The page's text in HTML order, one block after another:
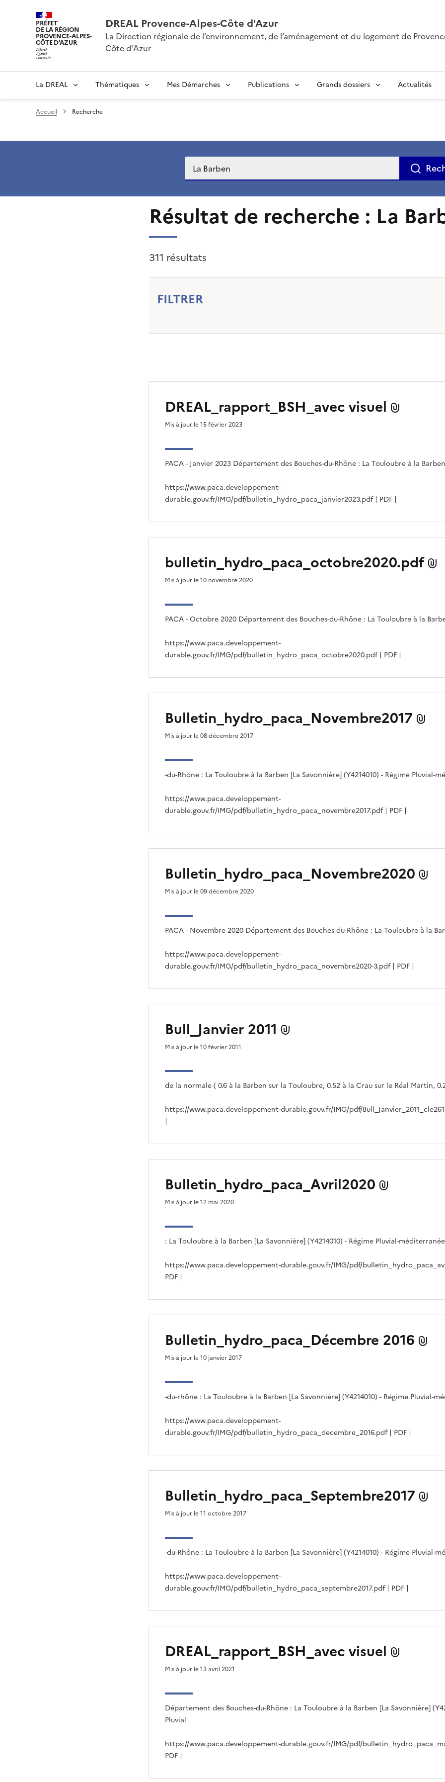
PRÉFET
DE LA RÉGION
PROVENCE-ALPES-
CÔTE D'AZUR
DREAL Provence-Alpes-Côte d'Azur
La Direction régionale de l’environnement, de l’aménagement et du logement de
Côte d’Azur
La DREAL Thématiques Mes Démarches Publications Grands dossiers Actualités
Accueil Recherche
Recherche
Résultat de recherche : La
311 résultats
FILTRER
DREAL_rapport_BSH_avec visuel
PACA - Janvier 2023 Département des Bouches-du-Rhône : La Touloubre à la Barben
Mis à jour le 15 février 2023
https://www.paca.developpement-
durable.gouv.fr/IMG/pdf/bulletin_hydro_paca_janvier2023.pdf | PDF |
bulletin_hydro_paca_octobre2020.pdf
PACA - Octobre 2020 Département des Bouches-du-Rhône : La Touloubre à la
Mis à jour le 10 novembre 2020
https://www.paca.developpement-
durable.gouv.fr/IMG/pdf/bulletin_hydro_paca_octobre2020.pdf | PDF |
Bulletin_hydro_paca_Novembre2017
-du-Rhône : La Touloubre à la Barben [La Savonnière] (Y4214010) - Régime Pluvial-
Mis à jour le 08 décembre 2017
https://www.paca.developpement-
durable.gouv.fr/IMG/pdf/bulletin_hydro_paca_novembre2017.pdf | PDF |
Bulletin_hydro_paca_Novembre2020
PACA - Novembre 2020 Département des Bouches-du-Rhône : La Touloubre à la
Mis à jour le 09 décembre 2020
https://www.paca.developpement-
durable.gouv.fr/IMG/pdf/bulletin_hydro_paca_novembre2020-3.pdf | PDF |
Bull_Janvier 2011
de la normale ( 0.6 à la Barben sur la Touloubre, 0.52 à la Crau sur le Réal Martin,
Mis à jour le 10 février 2011
https://www.paca.developpement-durable.gouv.fr/IMG/pdf/
|
Bulletin_hydro_paca_Avril2020
: La Touloubre à la Barben [La Savonnière] (Y4214010) - Régime Pluvial-
Mis à jour le 12 mai 2020
https://www.paca.developpement-durable.gouv.fr/IMG/pdf/
PDF |
Bulletin_hydro_paca_Décembre 2016
-du-rhône : La Touloubre à la Barben [La Savonnière] (Y4214010) - Régime Pluvial-
Mis à jour le 10 janvier 2017
https://www.paca.developpement-
durable.gouv.fr/IMG/pdf/bulletin_hydro_paca_decembre_2016.pdf | PDF |
Bulletin_hydro_paca_Septembre2017
-du-Rhône : La Touloubre à la Barben [La Savonnière] (Y4214010) - Régime Pluvial-
Mis à jour le 11 octobre 2017
https://www.paca.developpement-
durable.gouv.fr/IMG/pdf/bulletin_hydro_paca_septembre2017.pdf | PDF |
DREAL_rapport_BSH_avec visuel
Département des Bouches-du-Rhône : La Touloubre à la Barben [La Savonnière]
Pluvial
Mis à jour le 13 avril 2021
https://www.paca.developpement-durable.gouv.fr/IMG/pdf/
PDF |